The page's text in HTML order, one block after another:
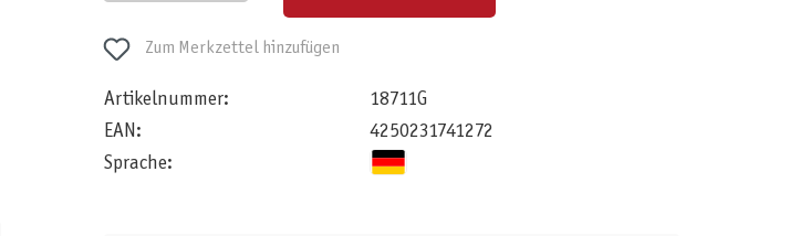
Zum Merkzettel hinzufügen
Artikelnummer:
18711G
EAN:
4250231741272
Sprache: